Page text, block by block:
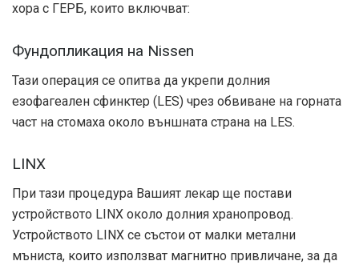
хора с ГЕРБ, които включват:
Фундопликация на Nissen
Тази операция се опитва да укрепи долния
езофагеален сфинктер (LES) чрез обвиване на горната
част на стомаха около външната страна на LES.
LINX
При тази процедура Вашият лекар ще постави
устройството LINX около долния хранопровод.
Устройството LINX се състои от малки метални
мъниста, които използват магнитно привличане, за да